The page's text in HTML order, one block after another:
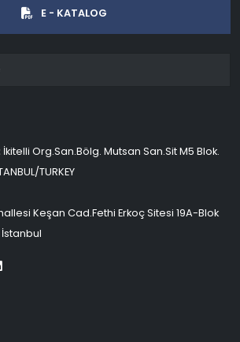
E - KATALOG
İkitelli Org.San.Bölg. Mutsan San.Sit M5 Blok.
TURKEY
Keşan Cad.Fethi Erkoç Sitesi 19A-Blok
İstanbul